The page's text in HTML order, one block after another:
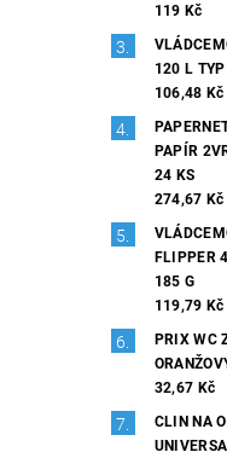
119 Kč
120 L
106,48 Kč
PAPÍR
24 KS
274,67 Kč
FLIPPER
185 G
119,79 Kč
PRIX WC
32,67 Kč
CLIN NA